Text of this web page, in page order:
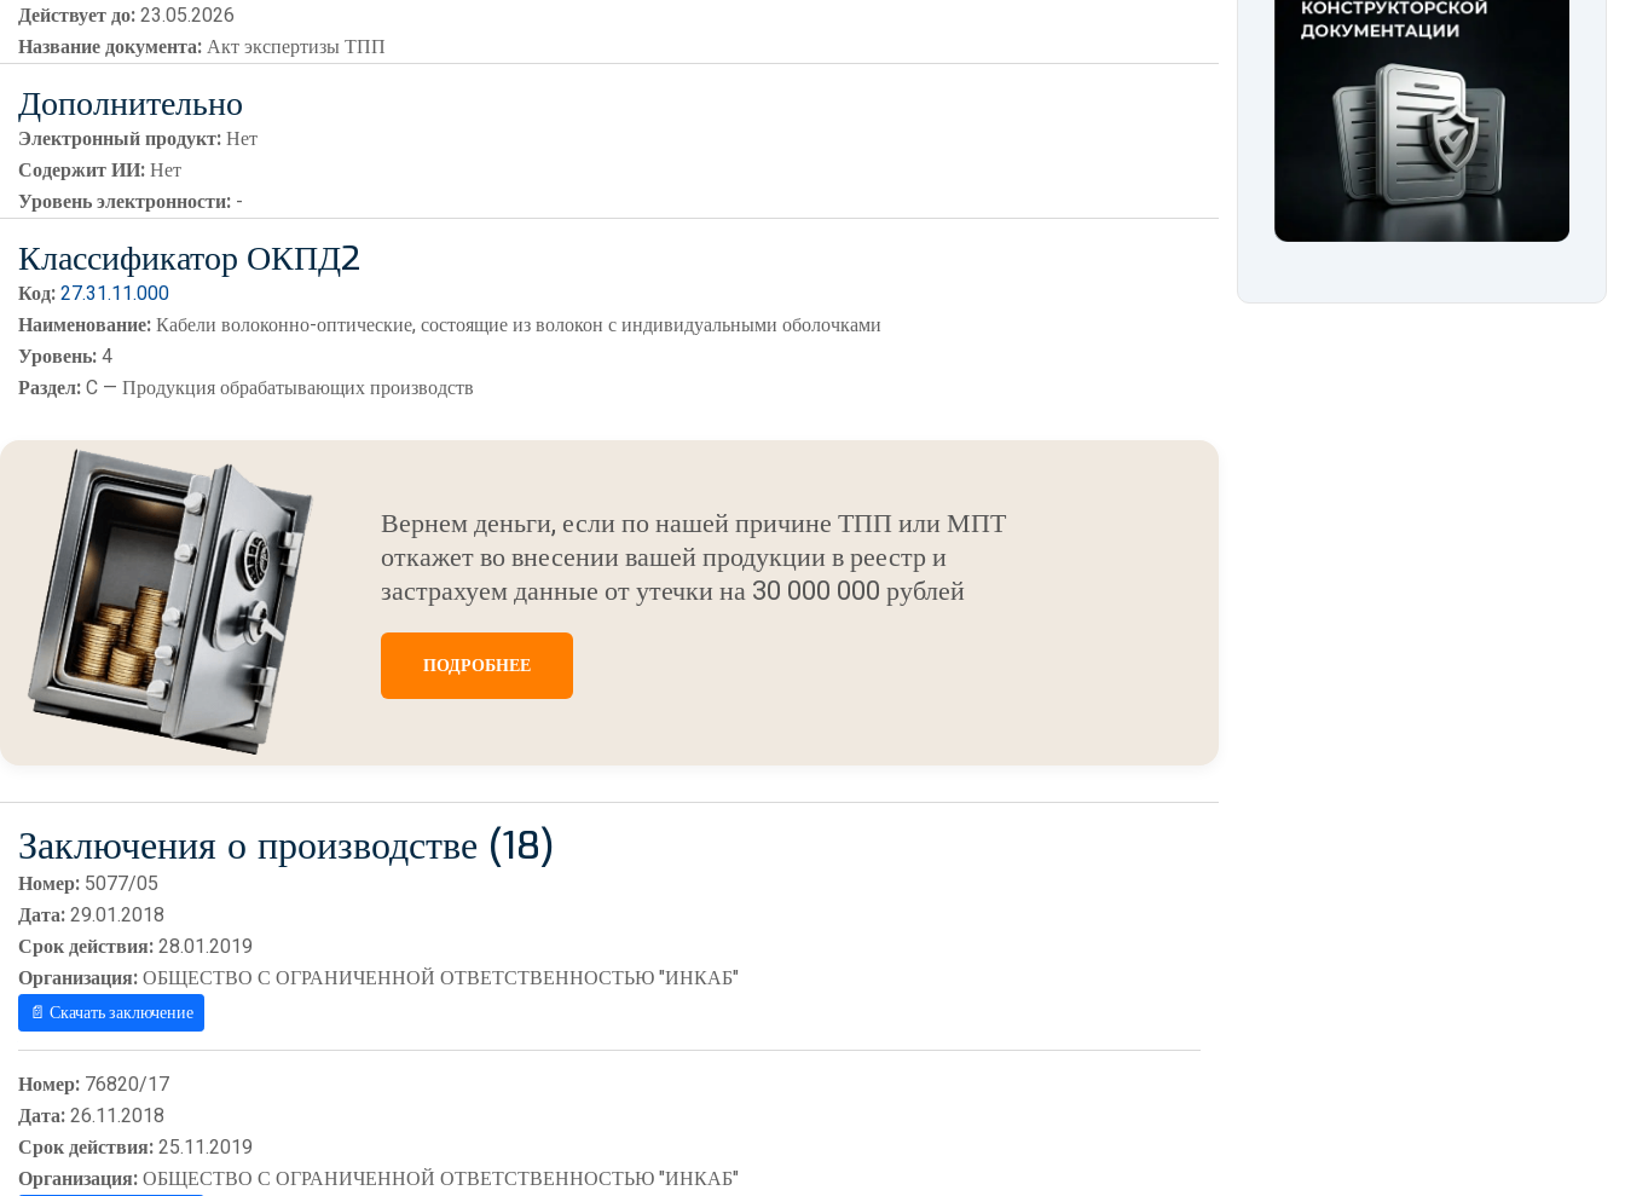
Действует до:23.05.2026
Название документа:Акт экспертизы ТПП
Дополнительно
Электронный продукт:Нет
Содержит ИИ:Нет
Уровень электронности: -
Классификатор ОКПД2
Код:27.31.11.000
Наименование:Кабели волоконно-оптические, состоящие из волокон с индивидуальными оболочками
Уровень:4
Раздел:C — Продукция обрабатывающих производств
Вернем деньги, если по нашей причине ТПП или МПТ
откажет во внесении вашей продукции в реестр и
застрахуем данные от утечки на 30 000 000 рублей
ПОДРОБНЕЕ
Заключения о производстве (18)
Номер: 5077/05
Дата:29.01.2018
Срок действия:28.01.2019
Организация:ОБЩЕСТВО С ОГРАНИЧЕННОЙ ОТВЕТСТВЕННОСТЬЮ "ИНКАБ"
📄 Скачать заключение
Номер: 76820/17
Дата:26.11.2018
Срок действия:25.11.2019
Организация:ОБЩЕСТВО С ОГРАНИЧЕННОЙ ОТВЕТСТВЕННОСТЬЮ "ИНКАБ"